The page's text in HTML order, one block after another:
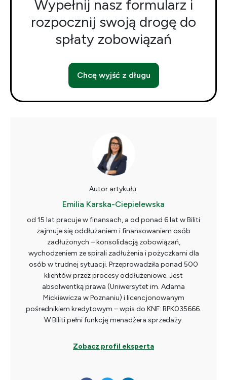
Wypełnij nasz formularz i
rozpocznij swoją drogę do
spłaty zobowiązań
Chcę wyjść z długu
Autor artykułu:
Emilia Karska-Ciepielewska
od 15 lat pracuje w finansach, a od ponad 6 lat w Biliti
zajmuje się oddłużaniem i finansowaniem osób
zadłużonych – konsolidacją zobowiązań,
wychodzeniem ze spirali zadłużenia i pożyczkami dla
osób w trudnej sytuacji. Przeprowadziła ponad 500
klientów przez procesy oddłużeniowe. Jest
absolwentką prawa (Uniwersytet im. Adama
Mickiewicza w Poznaniu) i licencjonowanym
pośrednikiem kredytowym – wpis do KNF: RPK035666.
W Biliti pełni funkcję menadżera sprzedaży.
Zobacz profil eksperta